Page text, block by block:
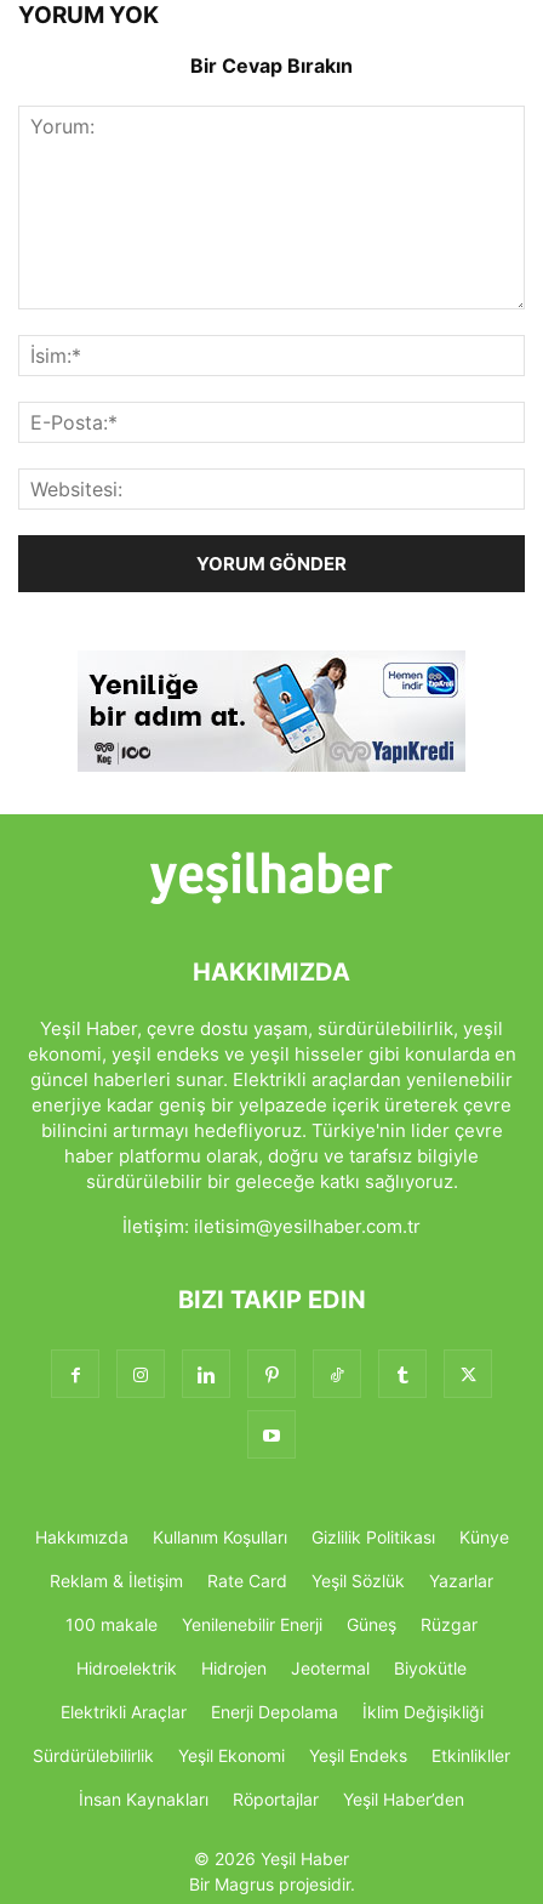
YORUM YOK
Bir Cevap Bırakın
HAKKIMIZDA
Yeşil Haber, çevre dostu yaşam, sürdürülebilirlik, yeşil
ekonomi, yeşil endeks ve yeşil hisseler gibi konularda en
güncel haberleri sunar. Elektrikli araçlardan yenilenebilir
enerjiye kadar geniş bir yelpazede içerik üreterek çevre
bilincini artırmayı hedefliyoruz. Türkiye'nin lider çevre
haber platformu olarak, doğru ve tarafsız bilgiyle
sürdürülebilir bir geleceğe katkı sağlıyoruz.
İletişim: iletisim@yesilhaber.com.tr
BIZI TAKIP EDIN
Hakkımızda Kullanım Koşulları Gizlilik Politikası Künye
Reklam & İletişim Rate Card Yeşil Sözlük Yazarlar
100 makale Yenilenebilir Enerji Güneş Rüzgar
Hidroelektrik Hidrojen Jeotermal Biyokütle
Elektrikli Araçlar Enerji Depolama İklim Değişikliği
Sürdürülebilirlik Yeşil Ekonomi Yeşil Endeks Etkinlikller
İnsan Kaynakları Röportajlar Yeşil Haber’den
© 2026 Yeşil Haber
Bir Magrus projesidir.